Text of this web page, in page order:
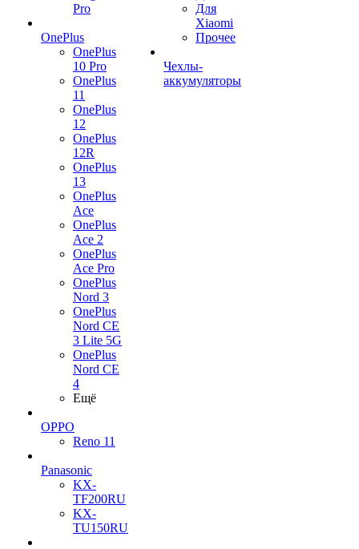
Pro
OnePlus
OnePlus
10 Pro
OnePlus
11
OnePlus
12
OnePlus
12R
OnePlus
13
OnePlus
Ace
OnePlus
Ace 2
OnePlus
Ace Pro
OnePlus
Nord 3
OnePlus
Nord CE
3 Lite 5G
OnePlus
Nord CE
4
Ещё
OPPO
Reno 11
Panasonic
KX-
TF200RU
KX-
TU150RU
Для
Xiaomi
Прочее
Чехлы-
аккумуляторы